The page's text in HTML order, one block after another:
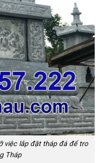
việc lắp đặt tháp đá để tro
Tháp